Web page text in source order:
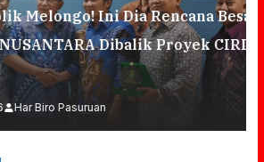
Ini Dia Rencana Besar
Dibalik Proyek CIRDP
Pasuruan